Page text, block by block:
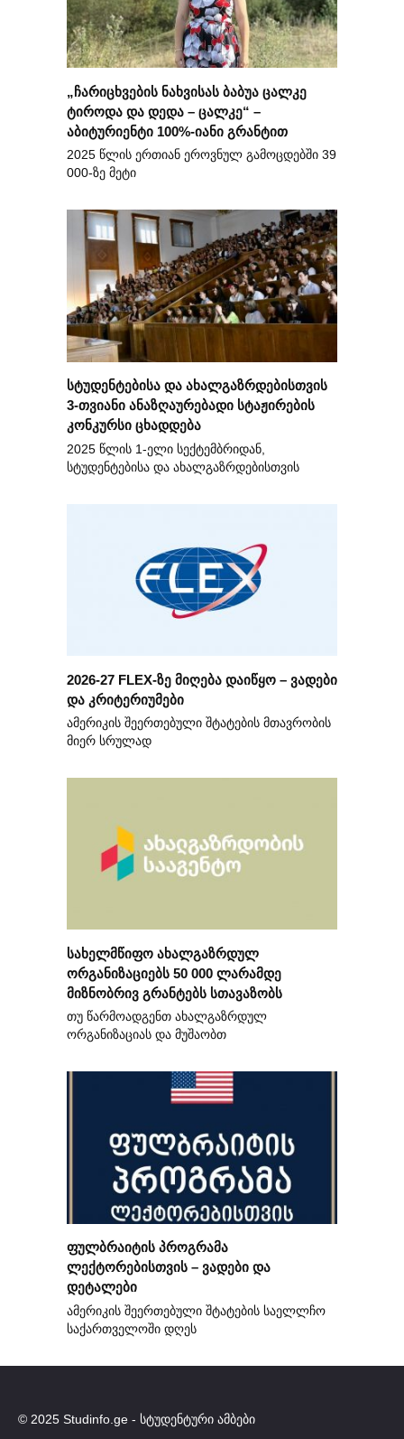
„ჩარიცხვების ნახვისას ბაბუა ცალკე
ტიროდა და დედა – ცალკე“ –
აბიტურიენტი 100%-იანი გრანტით
2025 წლის ერთიან ეროვნულ გამოცდებში 39
000-ზე მეტი
სტუდენტებისა და ახალგაზრდებისთვის
3-თვიანი ანაზღაურებადი სტაჟირების
კონკურსი ცხადდება
2025 წლის 1-ელი სექტემბრიდან,
სტუდენტებისა და ახალგაზრდებისთვის
2026-27 FLEX-ზე მიღება დაიწყო – ვადები
და კრიტერიუმები
ამერიკის შეერთებული შტატების მთავრობის
მიერ სრულად
სახელმწიფო ახალგაზრდულ
ორგანიზაციებს 50 000 ლარამდე
მიზნობრივ გრანტებს სთავაზობს
თუ წარმოადგენთ ახალგაზრდულ
ორგანიზაციას და მუშაობთ
ფულბრაიტის პროგრამა
ლექტორებისთვის – ვადები და
დეტალები
ამერიკის შეერთებული შტატების საელლჩო
საქართველოში დღეს
© 2025 Studinfo.ge - სტუდენტური ამბები